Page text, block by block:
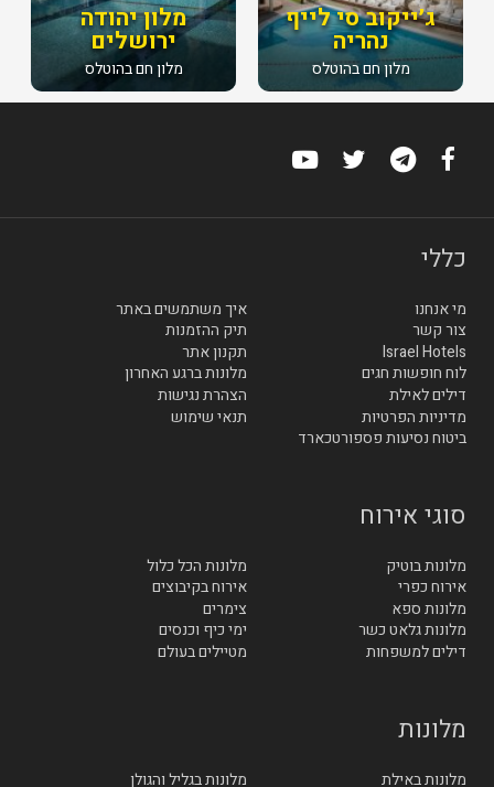
מלון יהודה
ירושלים
מלון חם בהוטלס
ג׳ייקוב סי לייף
נהריה
מלון חם בהוטלס
כללי
מי אנחנו
איך משתמשים באתר
צור קשר
תיק ההזמנות
Israel Hotels
תקנון אתר
לוח חופשות חגים
מלונות ברגע האחרון
דילים לאילת
הצהרת נגישות
מדיניות הפרטיות
תנאי שימוש
ביטוח נסיעות פספורטכארד
סוגי אירוח
מלונות בוטיק
מלונות הכל כלול
אירוח כפרי
אירוח בקיבוצים
מלונות ספא
צימרים
מלונות גלאט כשר
ימי כיף וכנסים
דילים למשפחות
מטיילים בעולם
מלונות
מלונות באילת מלונות בגליל והגולן